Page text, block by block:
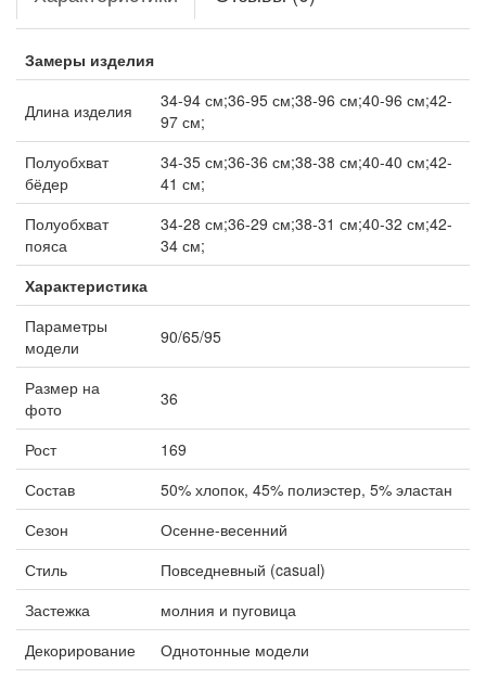
Замеры изделия
Длина изделия
34-94 см;36-95 см;38-96 см;40-96 см;42-
97 см;
Полуобхват
бёдер
34-35 см;36-36 см;38-38 см;40-40 см;42-
41 см;
Полуобхват
пояса
34-28 см;36-29 см;38-31 см;40-32 см;42-
34 см;
Характеристика
Параметры
модели
90/65/95
Размер на
фото
36
Рост
169
Состав
50% хлопок, 45% полиэстер, 5% эластан
Сезон
Осенне-весенний
Стиль
Повседневный (casual)
Застежка
молния и пуговица
Декорирование
Однотонные модели